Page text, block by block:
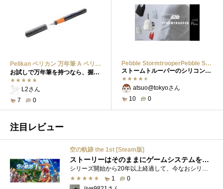
Pelikan ペリカン 万年筆 A ペリカーノ ジュニアアンセラサイト 正規輸入品Pelikan ペリカン 万年筆 A ペリカーノ ジュニアアンセラサイト 正規輸入品
お試しで万年筆を持つなら、握り方も学べるのでピッタリかも。
L2さん
7
0
Pebble StormtrooperPebble Stormtrooper
ストームトルーパーのシリコンケースに入ったエコバッグ
atsuo@tokyoさん
10
0
注目レビュー
空の軌跡 the 1st [Steam版]
ストーリーはそのままにゲームシステムを現代化
シリーズ開始から20年以上経過して、今なおシリーズの完結が見えてこない日本ファルコムのストーリーRPG、「英雄伝説軌跡シリーズ」。シリーズ...
1
0